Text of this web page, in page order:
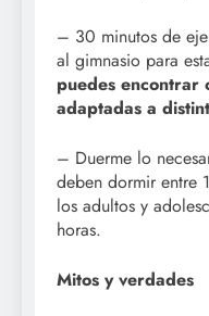
– 30 minutos de
al gimnasio para
puedes encontrar
adaptadas a
– Duerme lo
deben dormir entre
los adultos y
horas.
Mitos y verdades